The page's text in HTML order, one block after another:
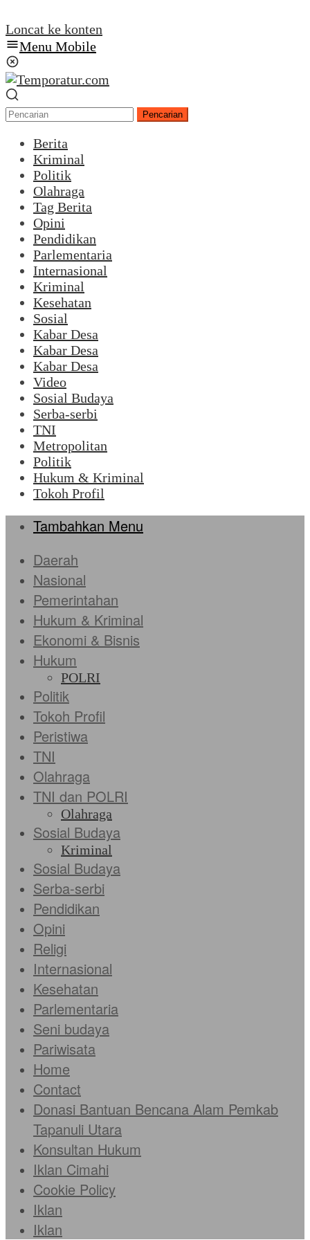
Loncat ke konten
Menu Mobile
Pencarian
Berita
Kriminal
Politik
Olahraga
Tag Berita
Opini
Pendidikan
Parlementaria
Internasional
Kriminal
Kesehatan
Sosial
Kabar Desa
Kabar Desa
Kabar Desa
Video
Sosial Budaya
Serba-serbi
TNI
Metropolitan
Politik
Hukum & Kriminal
Tokoh Profil
Tambahkan Menu
Daerah
Nasional
Pemerintahan
Hukum & Kriminal
Ekonomi & Bisnis
Hukum
POLRI
Politik
Tokoh Profil
Peristiwa
TNI
Olahraga
TNI dan POLRI
Olahraga
Sosial Budaya
Kriminal
Sosial Budaya
Serba-serbi
Pendidikan
Opini
Religi
Internasional
Kesehatan
Parlementaria
Seni budaya
Pariwisata
Home
Contact
Donasi Bantuan Bencana Alam Pemkab
Tapanuli Utara
Konsultan Hukum
Iklan Cimahi
Cookie Policy
Iklan
Iklan